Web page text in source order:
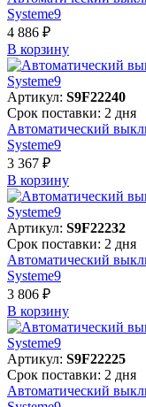
Systeme9
4 886 ₽
В корзинy
Артикул: S9F22240
Срок поставки: 2 дня
Автоматический
Systeme9
3 367 ₽
В корзинy
Артикул: S9F22232
Срок поставки: 2 дня
Автоматический
Systeme9
3 806 ₽
В корзинy
Артикул: S9F22225
Срок поставки: 2 дня
Автоматический